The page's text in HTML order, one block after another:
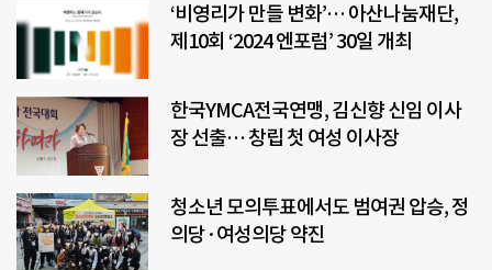
‘비영리가 만들 변화’… 아산나눔재단,
제10회 ‘2024 엔포럼’ 30일 개최
한국YMCA전국연맹, 김신향 신임 이사
장 선출… 창립 첫 여성 이사장
청소년 모의투표에서도 범여권 압승, 정
의당·여성의당 약진